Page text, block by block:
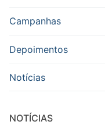
Campanhas
Depoimentos
Notícias
NOTÍCIAS